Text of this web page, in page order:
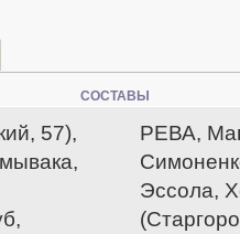
СОСТАВЫ
57),
РЕВА,
Эссола,